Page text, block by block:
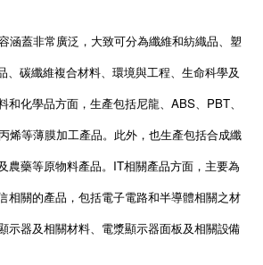
涵蓋非常廣泛，大致可分為纖維和紡織品、塑
、碳纖維複合材料、環境與工程、生命科學及
和化學品方面，生產包括尼龍、ABS、PBT、
烯等薄膜加工產品。此外，也生產包括合成纖
農藥等原物料產品。IT相關產品方面，主要為
相關的產品，包括電子電路和半導體相關之材
示器及相關材料、電漿顯示器面板及相關設備